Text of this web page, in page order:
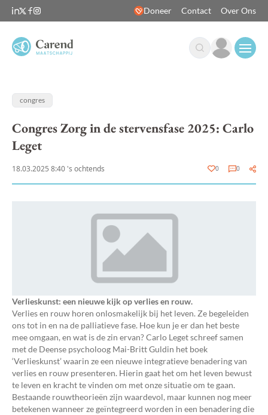
Doneer Contact Over Ons
congres
Congres Zorg in de stervensfase 2025: Carlo
Leget
18.03.2025 8:40 's ochtends 0 0
Verlieskunst: een nieuwe kijk op verlies en rouw.
Verlies en rouw horen onlosmakelijk bij het leven. Ze begeleiden
ons tot in en na de palliatieve fase. Hoe kun je er dan het beste
mee omgaan, en wat is de zin ervan? Carlo Leget schreef samen
met de Deense psycholoog Mai-Britt Guldin het boek
‘Verlieskunst’ waarin ze een nieuwe integratieve benadering van
verlies en rouw presenteren. Hierin gaat het om het leven bewust
te leven en kracht te vinden om met onze situatie om te gaan.
Bestaande rouwtheorieën zijn waardevol, maar kunnen nog meer
betekenen wanneer ze geïntegreerd worden in een benadering die